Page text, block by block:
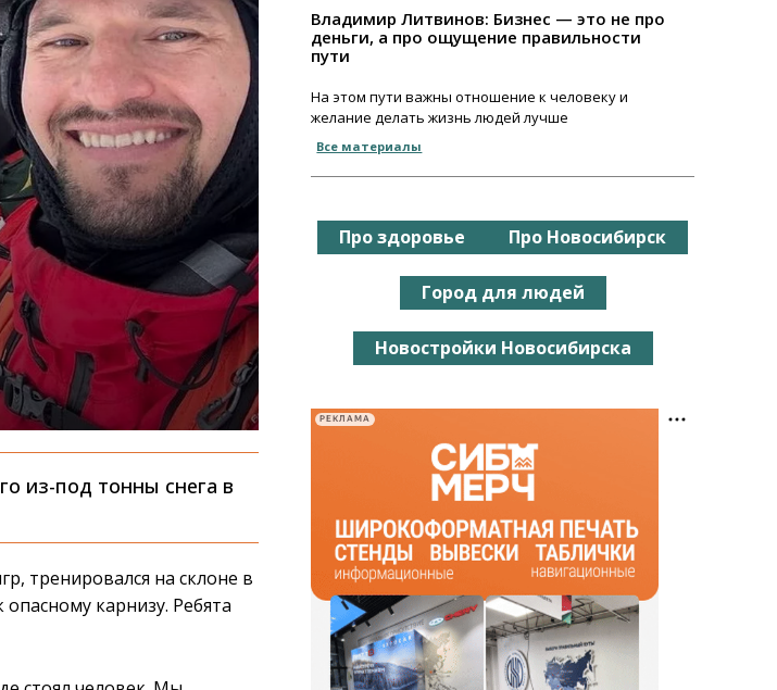
из-под тонны снега в
тренировался на склоне в
карнизу. Ребята
Владимир Литвинов: Бизнес — это не про
деньги, а про ощущение правильности
пути
На этом пути важны отношение к человеку и
желание делать жизнь людей лучше
Все материалы
Про здоровье Про Новосибирск
Город для людей
Новостройки Новосибирска
РЕКЛАМА